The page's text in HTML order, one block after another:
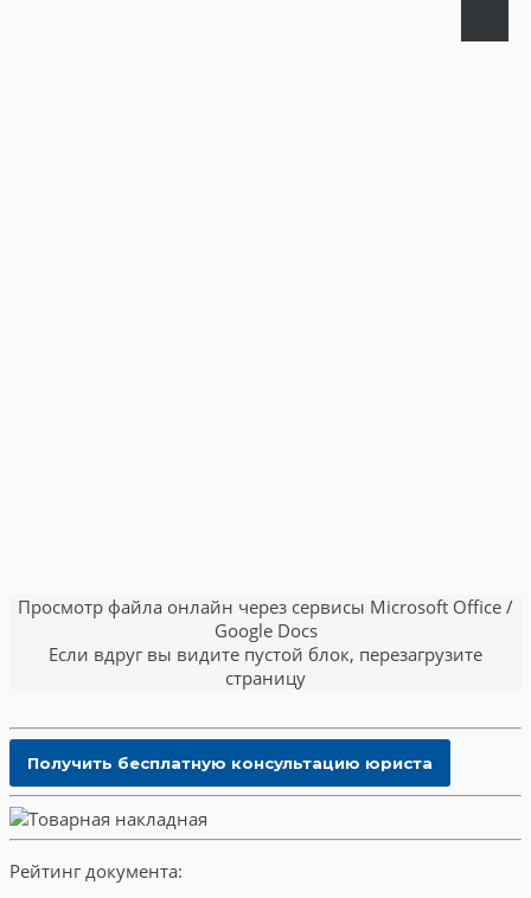
Просмотр файла онлайн через сервисы Microsoft Office /
Google Docs
Если вдруг вы видите пустой блок, перезагрузите
страницу
Рейтинг документа: